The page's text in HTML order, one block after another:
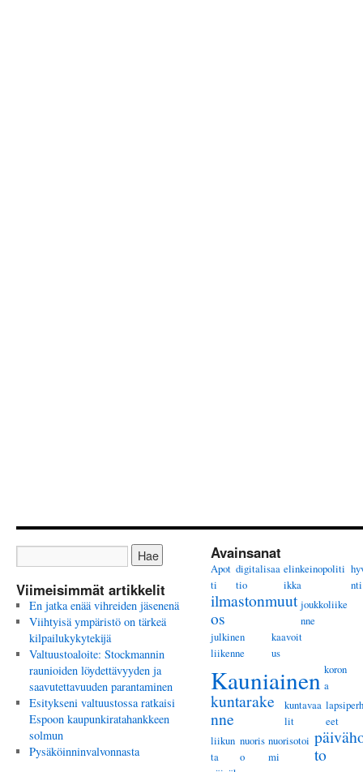
Viimeisimmät artikkelit
En jatka enää vihreiden jäsenenä
Viihtyisä ympäristö on tärkeä
kilpailukykytekijä
Valtuustoaloite: Stockmannin
raunioiden löydettävyyden ja
saavutettavuuden parantaminen
Esitykseni valtuustossa ratkaisi
Espoon kaupunkiratahankkeen
solmun
Pysäköinninvalvonnasta
Avainsanat
Apot
ti
digitalisaa
tio
elinkeinopoliti
ikka
nti
ilmastonmuut
os
joukkoliike
nne
julkinen
liikenne
kaavoit
us
Kauniainen koron
a
kuntarake
nne
kuntavaa
lit
lapsiperh
eet
liikun
ta
nuoris
o
nuorisotoi
mi
to